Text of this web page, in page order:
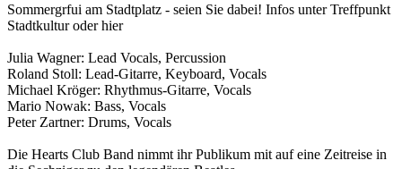
Sommergrfui am Stadtplatz - seien Sie dabei! Infos unter Treffpunkt
Stadtkultur oder hier
Julia Wagner: Lead Vocals, Percussion
Roland Stoll: Lead-Gitarre, Keyboard, Vocals
Michael Kröger: Rhythmus-Gitarre, Vocals
Mario Nowak: Bass, Vocals
Peter Zartner: Drums, Vocals
Die Hearts Club Band nimmt ihr Publikum mit auf eine Zeitreise in